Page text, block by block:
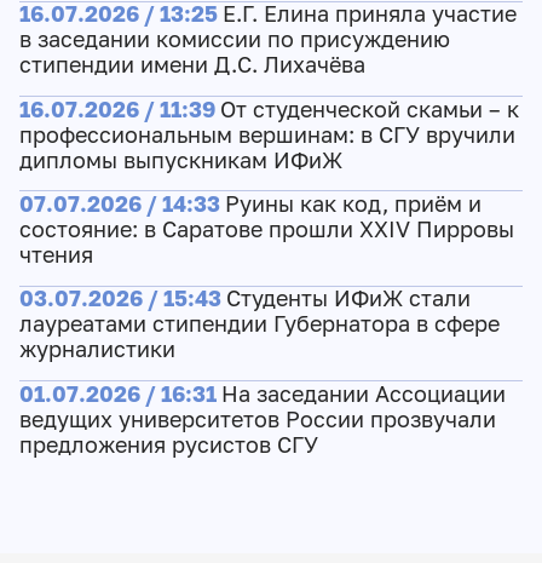
16.07.2026 / 13:25 Е.Г. Елина приняла участие
в заседании комиссии по присуждению
стипендии имени Д.С. Лихачёва
16.07.2026 / 11:39 От студенческой скамьи – к
профессиональным вершинам: в СГУ вручили
дипломы выпускникам ИФиЖ
07.07.2026 / 14:33 Руины как код, приём и
состояние: в Саратове прошли XXIV Пирровы
чтения
03.07.2026 / 15:43 Студенты ИФиЖ стали
лауреатами стипендии Губернатора в сфере
журналистики
01.07.2026 / 16:31 На заседании Ассоциации
ведущих университетов России прозвучали
предложения русистов СГУ